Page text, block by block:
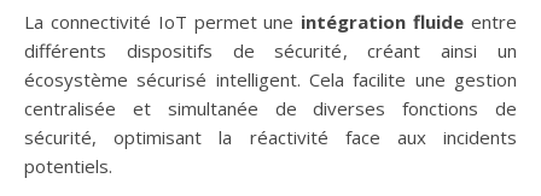
La connectivité IoT permet une intégration fluide entre
différents dispositifs de sécurité, créant ainsi un
écosystème sécurisé intelligent. Cela facilite une gestion
centralisée et simultanée de diverses fonctions de
sécurité, optimisant la réactivité face aux incidents
potentiels.